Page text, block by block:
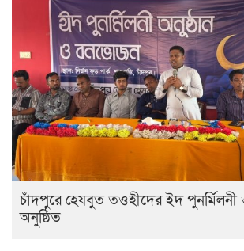
চাঁদপুরে হেযবুত তওহীদের ইদ
অনুষ্ঠিত